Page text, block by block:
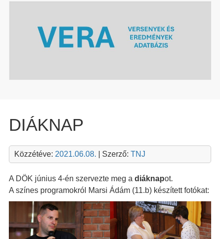
DIÁKNAP
Közzétéve: 2021.06.08. | Szerző: TNJ
A DÖK június 4-én szervezte meg a diáknapot.
A színes programokról Marsi Ádám (11.b) készített fotókat: